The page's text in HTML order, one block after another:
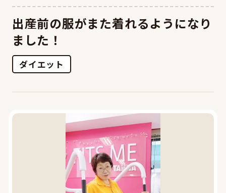
出産前の服がまた着れるようになり
ました！
ダイエット